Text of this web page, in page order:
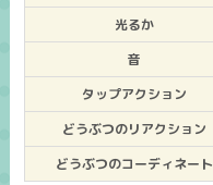
光るか
音
タップアクション
どうぶつのリアクション
どうぶつのコーディネート